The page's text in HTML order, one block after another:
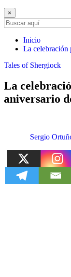
×
Inicio
La celebración
Tales of Shergiock
La
aniversario
Sergio